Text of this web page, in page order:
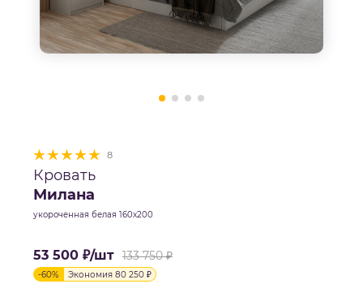
8
Кровать
Милана
укороченная белая 160х200
53 500 ₽/шт 133 750₽
-60% Экономия 80 250 ₽